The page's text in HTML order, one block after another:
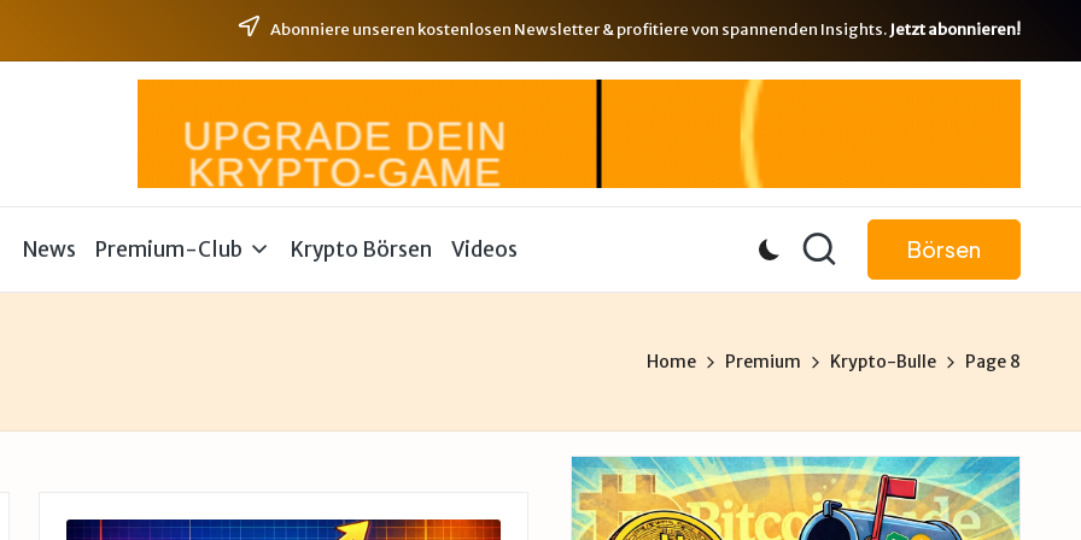
Abonniere unseren kostenlosen Newsletter & profitiere von spannenden Insights.Jetzt abonnieren!
News Premium-Club Krypto Börsen Videos Börsen
Home Premium Krypto-Bulle Page 8